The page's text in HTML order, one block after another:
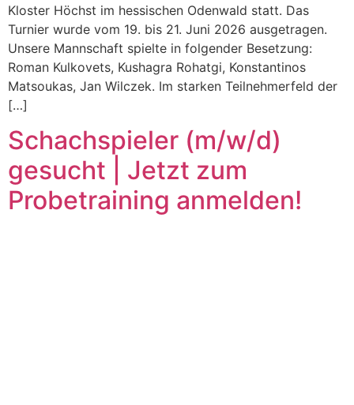
Kloster Höchst im hessischen Odenwald statt. Das
Turnier wurde vom 19. bis 21. Juni 2026 ausgetragen.
Unsere Mannschaft spielte in folgender Besetzung:
Roman Kulkovets, Kushagra Rohatgi, Konstantinos
Matsoukas, Jan Wilczek. Im starken Teilnehmerfeld der
[…]
Schachspieler (m/w/d)
gesucht | Jetzt zum
Probetraining anmelden!